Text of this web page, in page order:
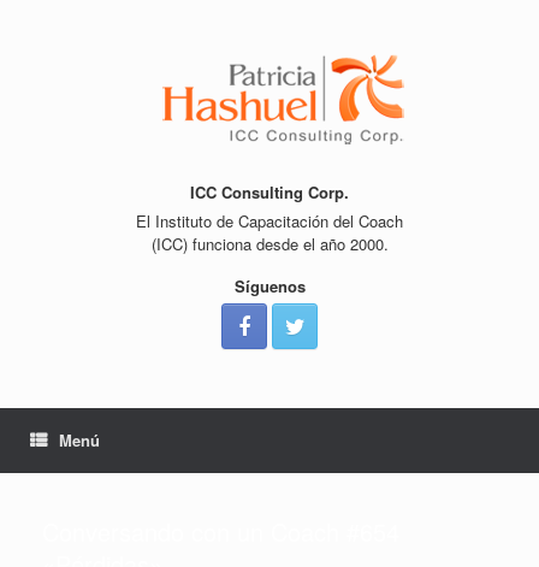
ICC Consulting Corp.
El Instituto de Capacitación del Coach
(ICC) funciona desde el año 2000.
Síguenos
Menú